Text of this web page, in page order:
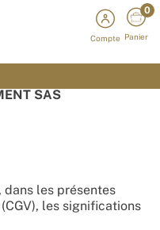
Compte
0
Panier
SAS
les présentes
les significations